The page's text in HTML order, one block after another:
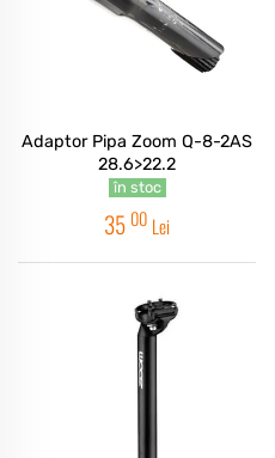
Adaptor Pipa Zoom Q-8-2AS
28.6>22.2
în stoc
35 00 Lei